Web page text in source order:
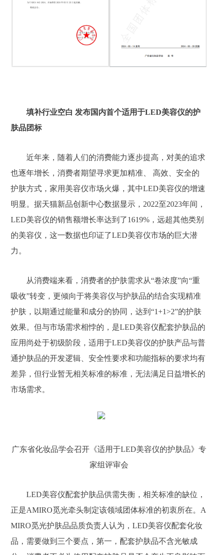
填补行业空白 发布国内首个适用于LED美容仪的护
肤品团标
近年来，随着人们的消费能力逐步提高，对美的追求
也逐年增长，消费者期望寻求更加精准、 高效、安全的
护肤方式，家用美容仪市场火爆，其中LED美容仪的增速
明显。据天猫新品创新中心数据显示，2022至2023年间，
LED美容仪的销售额增长率达到了1619%，远超其他类别
的美容仪，这一数据也印证了LED美容仪市场的巨大潜
力。
从消费端来看，消费者的护肤需求从“卷浓度”向“重
吸收”转变，更倾向于将美容仪与护肤品的结合实现精准
护肤，以期通过能量和成分的协同，达到“1+1>2”的护肤
效果。但与市场需求相悖的，是LED美容仪配套护肤品的
应用尚处于初级阶段，适用于LED美容仪的护肤产品与普
通护肤品的开发逻辑、安全性要求和功能指标的要求均有
差异，但行业暂无相关标准的标准，无法满足日益增长的
市场需求。
广东省化妆品学会召开《适用于LED美容仪的护肤品》专
家组评审会
LED美容仪配套护肤品供需失衡，相关标准的缺位，
正是AMIRO觅光牵头制定该领域团体标准的初衷所在。A
MIRO觅光护肤品品质负责人认为，LED美容仪配套化妆
品，需要做到三个要点，第一，配套护肤品不含光敏成